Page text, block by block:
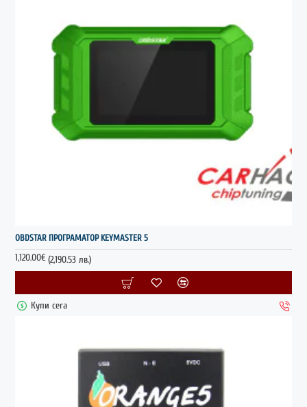
OBDSTAR ПРОГРАМАТОР KEYMASTER 5
1,120.00€(2,190.53 лв.)
Купи сега